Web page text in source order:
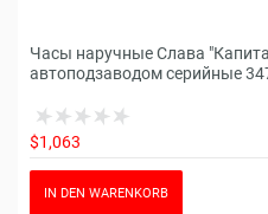
Часы наручные Слава
автоподзаводом серийные
$1,063
IN DEN WARENKORB